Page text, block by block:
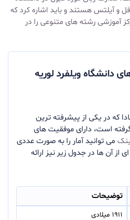
و آیلتس هستند و باید اشاره کرد که
آموزشی رشته های متنوعی را در
دانشگاه ویلفرد لوریه
که در یکی از پیشرفته ترین
است، دارای موفقیت های
می توانید آمار را به صورت عددی
از آن ها در جدول زیر نیز ارائه
توضیحات
۱۹۱۱ میلادی